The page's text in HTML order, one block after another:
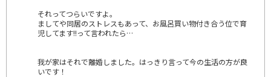
それってつらいですよ。
ましてや同居のストレスもあって、お風呂買い物付き合う位で育
児してます!!って言われたら…
我が家はそれで離婚しました。はっきり言って今の生活の方が良
いです！